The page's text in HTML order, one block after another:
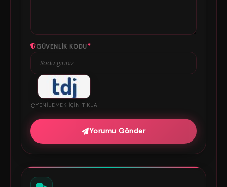
GÜVENLIK KODU*
YENILEMEK IÇIN TIKLA
Yorumu Gönder